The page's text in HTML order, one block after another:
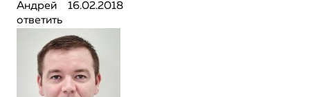
Андрей 16.02.2018
ответить